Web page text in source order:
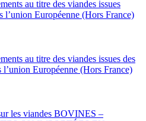
au titre des viandes issues
l’union Européenne (Hors France)
au titre des viandes issues des
Européenne (Hors France)
les viandes BOVINES –